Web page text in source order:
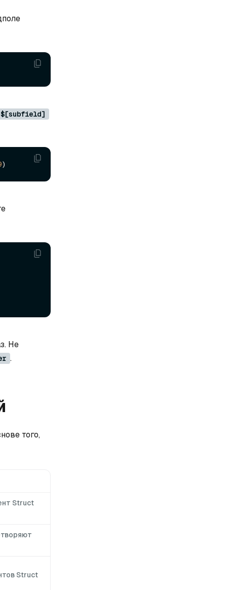
$[subfield]
Не
.
того,
Struct
Struct